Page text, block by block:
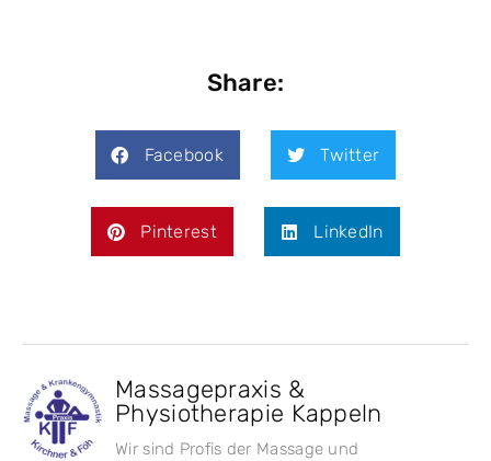
Share:
Facebook Twitter
Pinterest LinkedIn
Massagepraxis &
Physiotherapie Kappeln
Wir sind Profis der Massage und